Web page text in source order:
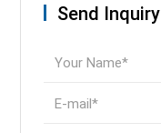
Send Inquiry